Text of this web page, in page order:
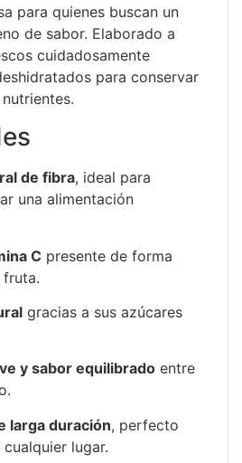
para quienes buscan un
de sabor. Elaborado a
cuidadosamente
para conservar
de fibra, ideal para
una alimentación
C presente de forma
fruta.
gracias a sus azúcares
y sabor equilibrado entre
larga duración, perfecto
lugar.